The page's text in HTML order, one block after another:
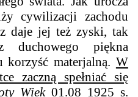
cywilizacji zachodu
daje jej też zyski, tak
duchowego piękna
korzyść materjalną. W
zaczną spełniać się
Wiek01.08 1925 s.